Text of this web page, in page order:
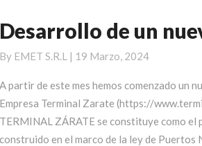
Desarrollo
un
nuevo
Cliente
Desarrollo de un
By EMET S.R.L | 19 Marzo, 2024
A partir de este mes hemos comenzado un
Empresa Terminal Zarate (https://
TERMINAL ZÁRATE se constituye como el
construido en el marco de la ley de Puertos